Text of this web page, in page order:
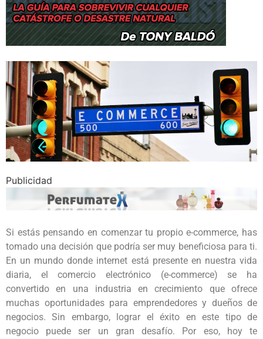
Publicidad
Si estás pensando en comenzar tu propio e-commerce, has
tomado una decisión que podría ser muy beneficiosa para ti.
En un mundo donde internet está presente en nuestra vida
diaria, el comercio electrónico (e-commerce) se ha
convertido en una industria en crecimiento que ofrece
muchas oportunidades para emprendedores y dueños de
negocios. Sin embargo, lograr el éxito en este tipo de
negocio puede ser un gran desafío. Por eso, hoy te